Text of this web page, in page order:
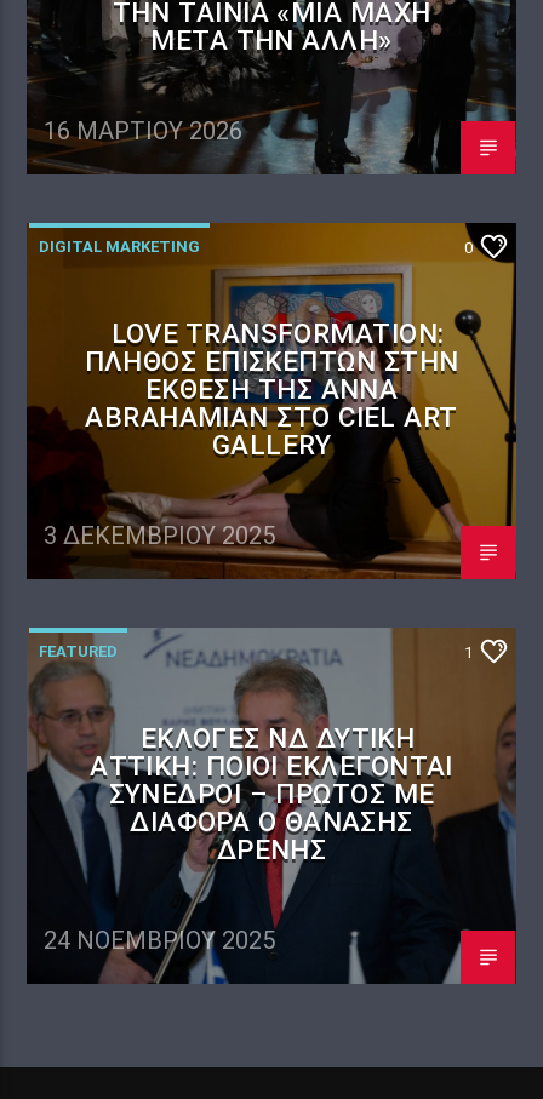
ΤΗΝ ΤΑΙΝΊΑ «ΜΊΑ ΜΆΧΗ
ΜΕΤΆ ΤΗΝ ΆΛΛΗ»
16 ΜΑΡΤΊΟΥ 2026
DIGITAL MARKETING 0
LOVE TRANSFORMATION:
ΠΛΉΘΟΣ ΕΠΙΣΚΕΠΤΏΝ ΣΤΗΝ
ΈΚΘΕΣΗ ΤΗΣ ANNA
ABRAHAMIAN ΣΤΟ CIEL ART
GALLERY
3 ΔΕΚΕΜΒΡΊΟΥ 2025
FEATURED 1
ΕΚΛΟΓΈΣ ΝΔ ΔΥΤΙΚΉ
ΑΤΤΙΚΉ: ΠΟΙΟΙ ΕΚΛΈΓΟΝΤΑΙ
ΣΎΝΕΔΡΟΙ – ΠΡΏΤΟΣ ΜΕ
ΔΙΑΦΟΡΆ Ο ΘΑΝΆΣΗΣ
ΔΡΈΝΗΣ
24 ΝΟΕΜΒΡΊΟΥ 2025